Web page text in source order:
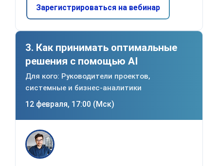
Зарегистрироваться на вебинар
3. Как принимать оптимальные
решения с помощью AI
Для кого: Руководители проектов,
системные и бизнес-аналитики
12 февраля, 17:00 (Мск)